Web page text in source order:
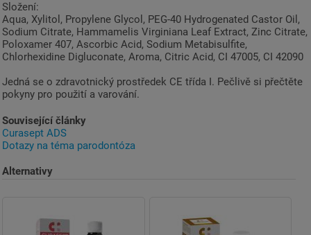
Složení:
Aqua, Xylitol, Propylene Glycol, PEG-40 Hydrogenated Castor Oil,
Sodium Citrate, Hammamelis Virginiana Leaf Extract, Zinc Citrate,
Poloxamer 407, Ascorbic Acid, Sodium Metabisulfite,
Chlorhexidine Digluconate, Aroma, Citric Acid, CI 47005, CI 42090
Jedná se o zdravotnický prostředek CE třída I. Pečlivě si přečtěte
pokyny pro použití a varování.
Související články
Curasept ADS
Dotazy na téma parodontóza
Alternativy